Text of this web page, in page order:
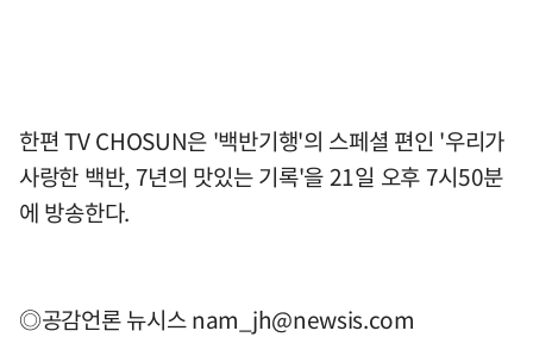
한편 TV CHOSUN은 '백반기행'의 스페셜 편인 '우리가
사랑한 백반, 7년의 맛있는 기록'을 21일 오후 7시50분
에 방송한다.
◎공감언론 뉴시스nam_jh@newsis.com